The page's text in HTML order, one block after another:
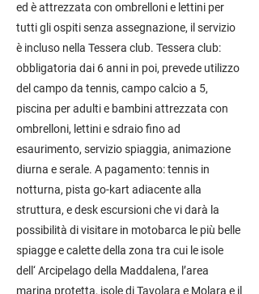
ed è attrezzata con ombrelloni e lettini per
tutti gli ospiti senza assegnazione, il servizio
è incluso nella Tessera club. Tessera club:
obbligatoria dai 6 anni in poi, prevede utilizzo
del campo da tennis, campo calcio a 5,
piscina per adulti e bambini attrezzata con
ombrelloni, lettini e sdraio fino ad
esaurimento, servizio spiaggia, animazione
diurna e serale. A pagamento: tennis in
notturna, pista go-kart adiacente alla
struttura, e desk escursioni che vi darà la
possibilità di visitare in motobarca le più belle
spiagge e calette della zona tra cui le isole
dell‘ Arcipelago della Maddalena, l’area
marina protetta, isole di Tavolara e Molara e il